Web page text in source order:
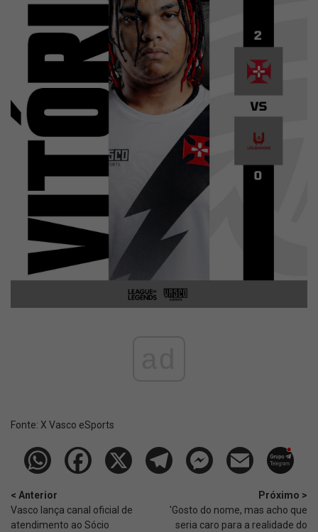
Fonte: X Vasco eSports
< Anterior
Vasco lança canal oficial de
atendimento ao Sócio
Próximo >
'Gosto do nome, mas acho que
seria caro para a realidade do